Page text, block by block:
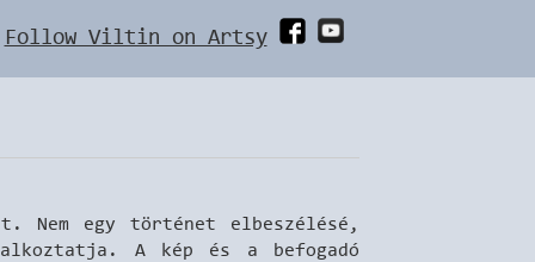
Follow Viltin on Artsy
Nem egy történet elbeszélésé,
A kép és a befogadó